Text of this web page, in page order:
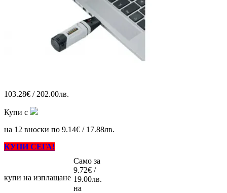
103.28€ / 202.00лв.
Купи с
на 12 вноски по 9.14€ / 17.88лв.
КУПИ СЕГА!
купи на изплащане
Само за
9.72€ /
19.00лв.
на